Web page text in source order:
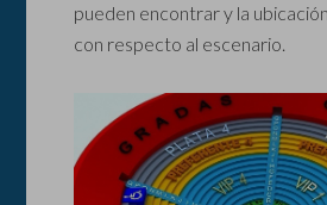
pueden encontrar y la
con respecto al escenario.